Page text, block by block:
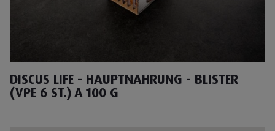
DISCUS LIFE - HAUPTNAHRUNG - BLISTER
(VPE 6 ST.) A 100 G